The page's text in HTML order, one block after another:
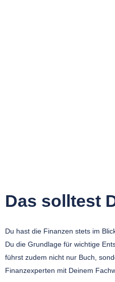
Das solltest
Du hast die Finanzen stets im
Du die Grundlage für wichtige
führst zudem nicht nur Buch,
Finanzexperten mit Deinem